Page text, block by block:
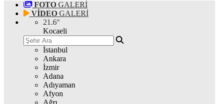
FOTO GALERİ
VİDEO GALERİ
21.6°
Kocaeli
İstanbul
Ankara
İzmir
Adana
Adıyaman
Afyon
Ağrı